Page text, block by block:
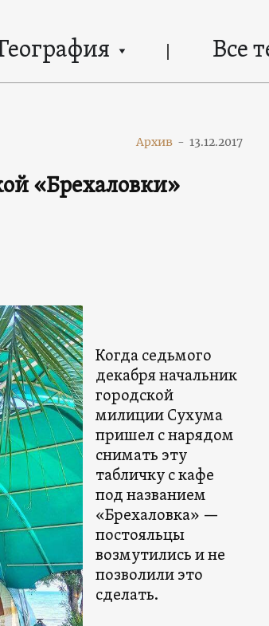
Все
Архив - 13.12.2017
«Брехаловки»
Когда седьмого
декабря начальник
городской
милиции Сухума
пришел с нарядом
снимать эту
табличку с кафе
под названием
«Брехаловка» —
постояльцы
возмутились и не
позволили это
сделать.